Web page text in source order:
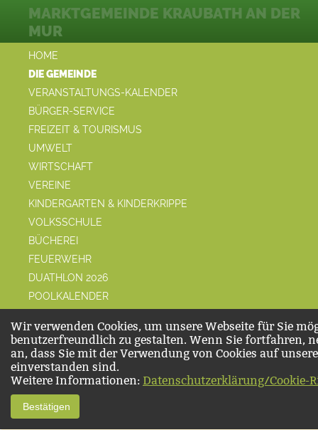
HOME
DIE GEMEINDE
VERANSTALTUNGS-KALENDER
BÜRGER-SERVICE
FREIZEIT & TOURISMUS
UMWELT
WIRTSCHAFT
VEREINE
KINDERGARTEN & KINDERKRIPPE
VOLKSSCHULE
BÜCHEREI
FEUERWEHR
DUATHLON 2026
POOLKALENDER
MARKTGEMEINDE KRAUBATH AN DER
MUR
Wir verwenden Cookies, um unsere Webseite für Sie
benutzerfreundlich zu gestalten. Wenn Sie fortfahren,
an, dass Sie mit der Verwendung von Cookies auf
einverstanden sind.
Weitere Informationen: Datenschutzerklärung/Cookie-
Bestätigen